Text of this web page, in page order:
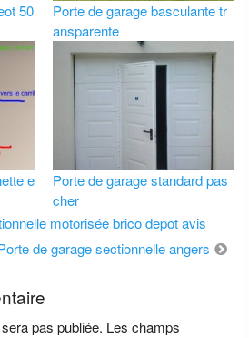
50
Porte de garage basculante tr
ansparente
e
Porte de garage standard pas
cher
motorisée brico depot avis
de garage sectionnelle angers
pas publiée. Les champs